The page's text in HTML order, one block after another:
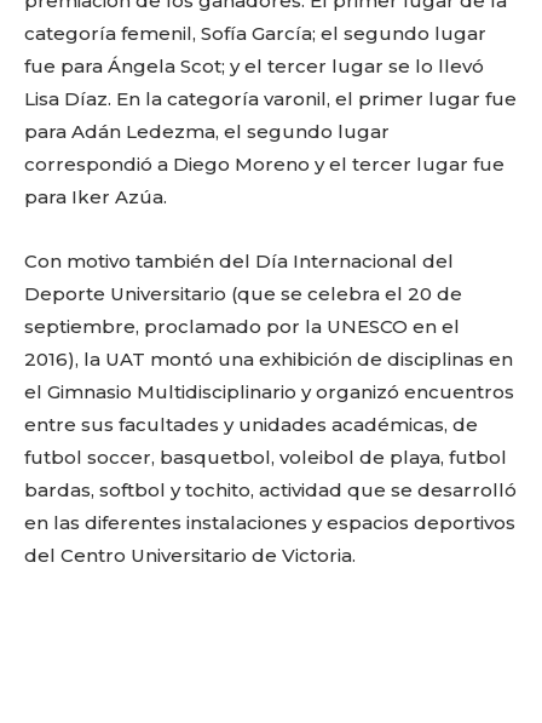
Facebook
Twitter
EmailWhatsApp
Copy
Link
Gmail
Telegram
Don't miss
out!
Sing up for our newsletter
to stay in the loop.
SUBSCRIBE
categoría femenil, Sofía García; el segundo lugar
fue para Ángela Scot; y el tercer lugar se lo llevó
Lisa Díaz. En la categoría varonil, el primer lugar fue
para Adán Ledezma, el segundo lugar
correspondió a Diego Moreno y el tercer lugar fue
para Iker Azúa.
Con motivo también del Día Internacional del
Deporte Universitario (que se celebra el 20 de
septiembre, proclamado por la UNESCO en el
2016), la UAT montó una exhibición de disciplinas en
el Gimnasio Multidisciplinario y organizó encuentros
entre sus facultades y unidades académicas, de
futbol soccer, basquetbol, voleibol de playa, futbol
bardas, softbol y tochito, actividad que se desarrolló
en las diferentes instalaciones y espacios deportivos
del Centro Universitario de Victoria.